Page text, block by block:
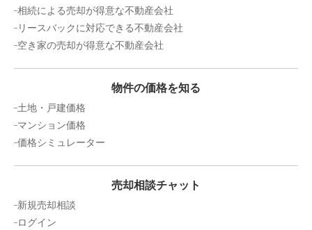
相続による売却が得意な不動産会社
リースバックに対応できる不動産会社
空き家の売却が得意な不動産会社
物件の価格を知る
土地・戸建価格
マンション価格
価格シミュレーター
売却相談チャット
新規売却相談
ログイン